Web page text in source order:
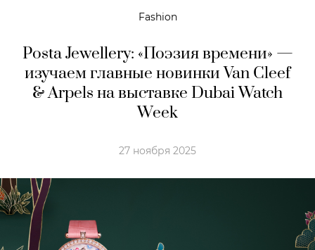
Fashion
Posta Jewellery: «Поэзия времени» —
изучаем главные новинки Van Cleef
& Arpels на выставке Dubai Watch
Week
27 ноября 2025